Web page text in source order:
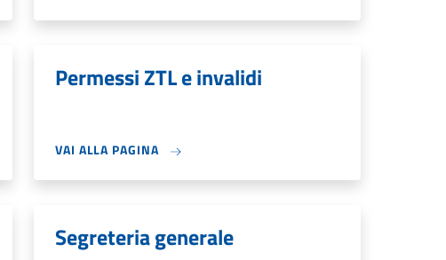
Permessi ZTL e invalidi
VAI ALLA PAGINA
Segreteria generale